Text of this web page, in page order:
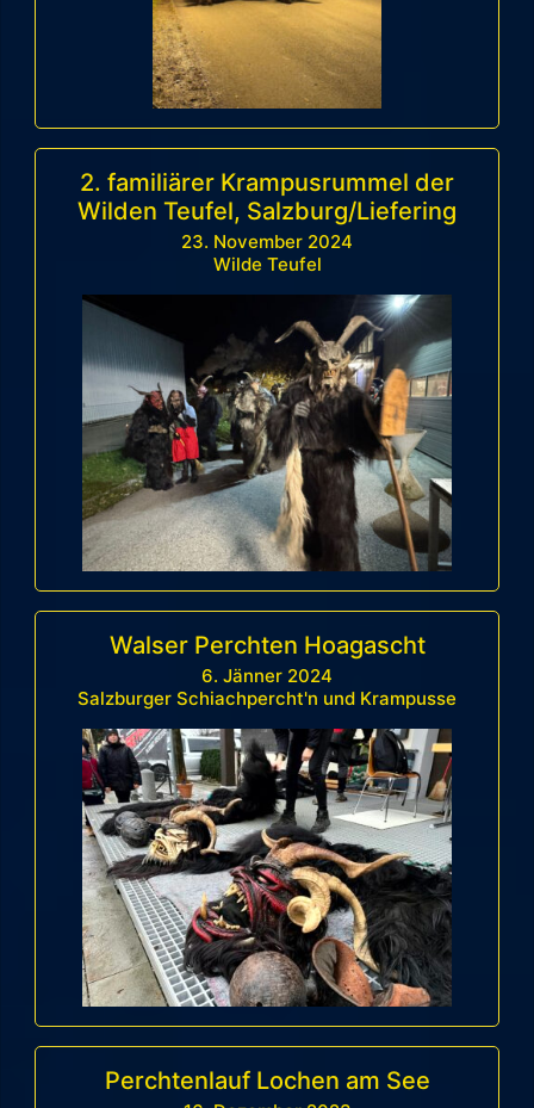
2. familiärer Krampusrummel der
Wilden Teufel, Salzburg/Liefering
23. November 2024
Wilde Teufel
Walser Perchten Hoagascht
6. Jänner 2024
Salzburger Schiachpercht'n und Krampusse
Perchtenlauf Lochen am See